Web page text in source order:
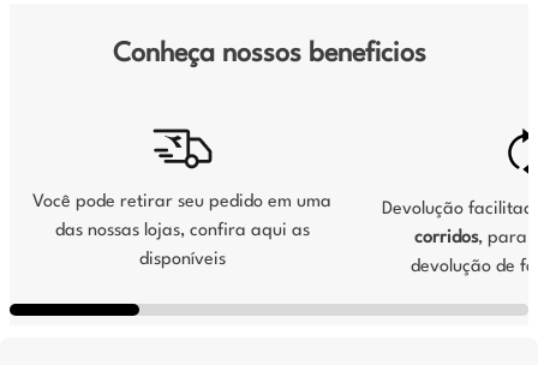
Conheça nossos beneficios
Você pode retirar seu pedido em uma
das nossas lojas, confira aqui as
disponíveis
Devolução
corridos, para
devolução de